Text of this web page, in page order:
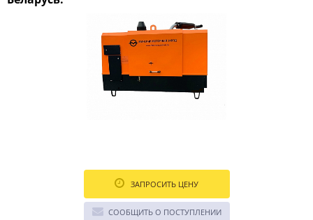
ЗАПРОСИТЬ ЦЕНУ
СООБЩИТЬ О ПОСТУПЛЕНИИ